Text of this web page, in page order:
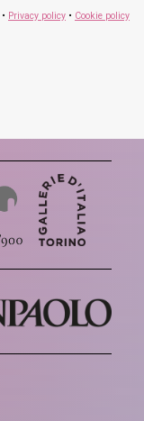
• Privacy policy • Cookie policy